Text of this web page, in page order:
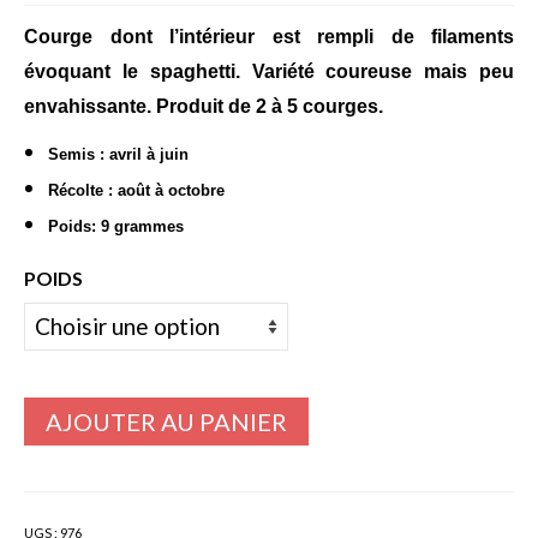
Bulbes Automne
Narcisses
Tulipes
Jacinthes
Divers bulbes
Callas – arum
Dahlias
prix :
3,60€
à
Courge dont l’intérieur est rempli de filaments
évoquant le spaghetti. Variété coureuse mais peu
envahissante. Produit de 2 à 5 courges.
Semis : avril à juin
Récolte : août à octobre
Poids: 9 grammes
POIDS
AJOUTER AU PANIER
UGS : 976